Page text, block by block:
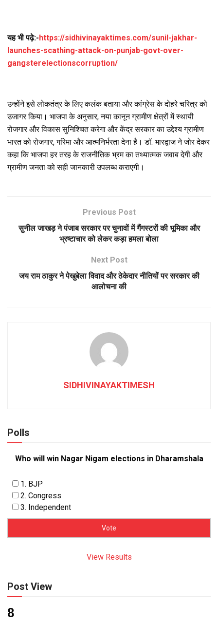
यह भी पढ़े:-https://sidhivinayaktimes.com/sunil-jakhar-
launches-scathing-attack-on-punjab-govt-over-
gangsterelectionscorruption/
उन्होंने इसे लोकतंत्र के लिए कलंक बताया और कांग्रेस के दोहरे चरित्र को
उजागर किया। भाजपा के अनुसार, नया कानून ग्रामीण क्षेत्रों में स्थायी
रोजगार और विकास सुनिश्चित करेगा और केंद्र सरकार का उद्देश्य ग्रामीण
भारत को रोजगार, गरिमा और आत्मनिर्भरता देना है। डॉ. भारद्वाज ने जोर देकर
कहा कि भाजपा हर तरह के राजनीतिक भ्रम का तथ्यात्मक जवाब देगी और
ग्रामीण जनता को सही जानकारी उपलब्ध कराएगी।
Previous Post
सुनील जाखड़ ने पंजाब सरकार पर चुनावों में गैंगस्टरों की भूमिका और
भ्रष्टाचार को लेकर कड़ा हमला बोला
Next Post
जय राम ठाकुर ने पेखुबेला विवाद और ठेकेदार नीतियों पर सरकार की
आलोचना की
SIDHIVINAYAKTIMESH
Polls
Who will win Nagar Nigam elections in Dharamshala
1. BJP
2. Congress
3. Independent
View Results
Post View
8